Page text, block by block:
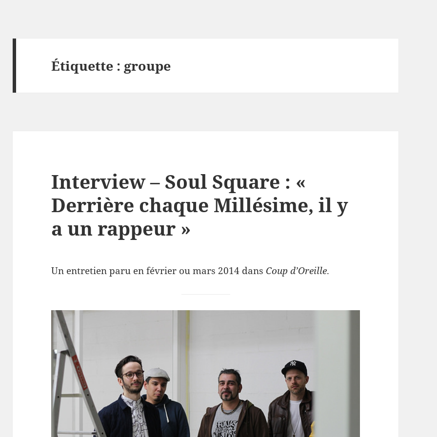
Étiquette : groupe
Interview – Soul Square : «
Derrière chaque Millésime, il y
a un rappeur »
Un entretien paru en février ou mars 2014 dans Coup d’Oreille.